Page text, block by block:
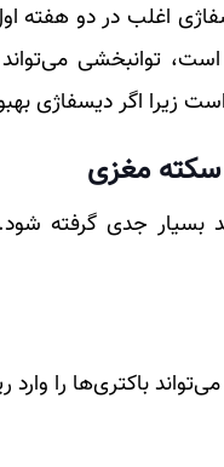
اغلب در دو هفته
توانبخشی
زیرا اگر دیسفاژی
مغزی
جدی گرفته
باکتری‌ها را